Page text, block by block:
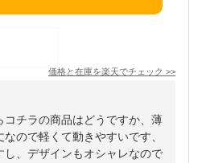
価格と在庫を楽天でチェック >>
チラの商品はどうですか、薄
ので軽くて動きやすいです、
し、デザインもオシャレなので